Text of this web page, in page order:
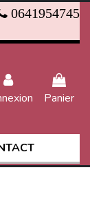
0641954745
Panier